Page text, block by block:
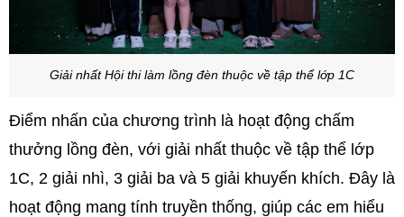
Giải nhất Hội thi làm lồng đèn thuộc về tập thể lớp 1C
Điểm nhấn của chương trình là hoạt động chấm
thưởng lồng đèn, với giải nhất thuộc về tập thể lớp
1C, 2 giải nhì, 3 giải ba và 5 giải khuyến khích. Đây là
hoạt động mang tính truyền thống, giúp các em hiểu